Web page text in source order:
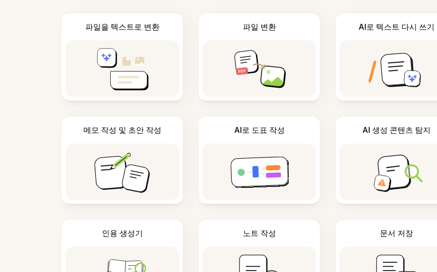
파일을 텍스트로 변환 파일 변환 AI로 텍스트 다시 쓰기
메모 작성 및 초안 작성 AI로 도표 작성 AI 생성 콘텐츠 탐지
인용 생성기 노트 작성 문서 저장